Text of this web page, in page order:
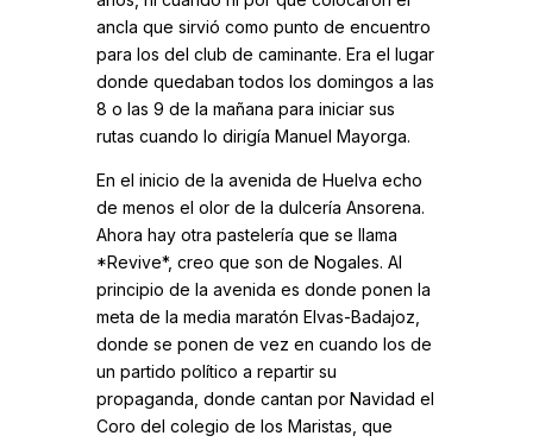
ancla que sirvió como punto de encuentro
para los del club de caminante. Era el lugar
donde quedaban todos los domingos a las
8 o las 9 de la mañana para iniciar sus
rutas cuando lo dirigía Manuel Mayorga.
En el inicio de la avenida de Huelva echo
de menos el olor de la dulcería Ansorena.
Ahora hay otra pastelería que se llama
*Revive*, creo que son de Nogales. Al
principio de la avenida es donde ponen la
meta de la media maratón Elvas-Badajoz,
donde se ponen de vez en cuando los de
un partido político a repartir su
propaganda, donde cantan por Navidad el
Coro del colegio de los Maristas, que